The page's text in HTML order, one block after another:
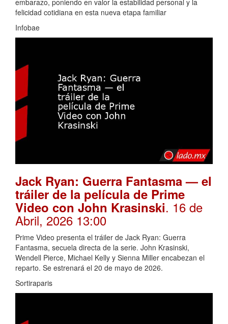
felicidad cotidiana en esta nueva etapa familiar
Infobae
Jack Ryan: Guerra Fantasma — el
tráiler de la película de Prime
Video con John Krasinski. 16 de
Abril, 2026 13:00
Prime Video presenta el tráiler de Jack Ryan: Guerra
Fantasma, secuela directa de la serie. John Krasinski,
Wendell Pierce, Michael Kelly y Sienna Miller encabezan el
reparto. Se estrenará el 20 de mayo de 2026.
Sortiraparis